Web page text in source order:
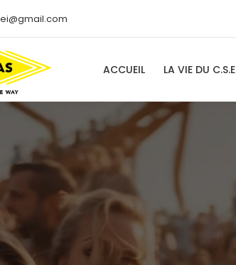
@
ACCUEIL LA VIE DU C.S.E